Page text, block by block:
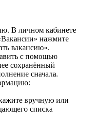
В личном кабинете
нажмите
вакансию».
с помощью
сохранённый
сначала.
вручную или
списка